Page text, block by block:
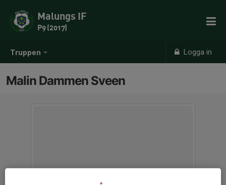
Truppen Logga in
Malungs IF
P9 (2017)
Malin Dammen Sveen